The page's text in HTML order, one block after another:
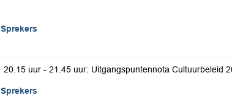
Sprekers
20.15 uur - 21.45 uur: Uitgangspuntennota Cultuurbeleid
Sprekers